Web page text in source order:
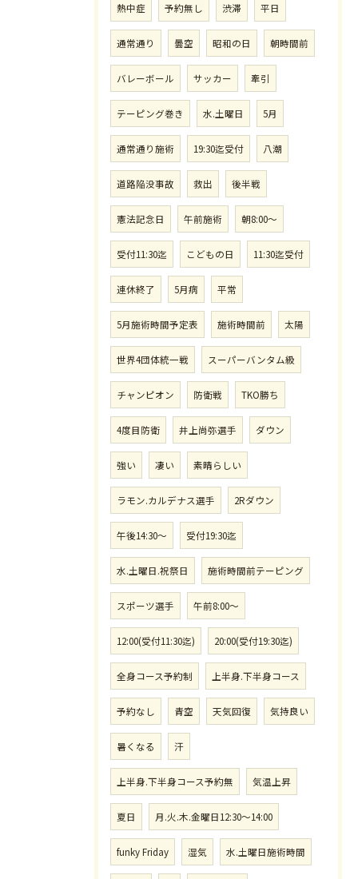
熱中症 予約無し 渋滞 平日
通常通り 曇空 昭和の日 朝時間前
バレーボール サッカー 牽引
テーピング巻き 水.土曜日 5月
通常通り施術 19:30迄受付 八潮
道路陥没事故 救出 後半戦
憲法記念日 午前施術 朝8:00〜
受付11:30迄 こどもの日 11:30迄受付
連休終了 5月病 平常
5月施術時間予定表 施術時間前 太陽
世界4団体統一戦 スーパーバンタム級
チャンピオン 防衛戦 TKO勝ち
4度目防衛 井上尚弥選手 ダウン
強い 凄い 素晴らしい
ラモン.カルデナス選手 2Rダウン
午後14:30〜 受付19:30迄
水.土曜日.祝祭日 施術時間前テーピング
スポーツ選手 午前8:00〜
12:00(受付11:30迄) 20:00(受付19:30迄)
全身コース予約制 上半身.下半身コース
予約なし 青空 天気回復 気持良い
暑くなる 汗
上半身.下半身コース予約無 気温上昇
夏日 月.火.木.金曜日12:30〜14:00
funky Friday 湿気 水.土曜日施術時間